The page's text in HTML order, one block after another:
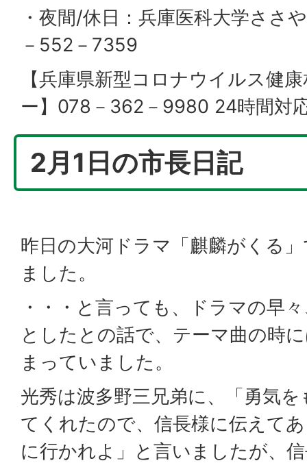
・夜間/休日：兵庫医科大学ささ
－552－7359
【兵庫県新型コロナウイルス健
ー】078－362－9980 24時間対
2月1日の市長日記
昨日の大河ドラマ「麒麟がくる
ました。
・・・と言っても、ドラマの早
としたとの話で、テーマ曲の時
まっていました。
光秀は波多野三兄弟に、「勇気
てくれたので、信長様に伝えて
に行かれよ」と言いましたが、